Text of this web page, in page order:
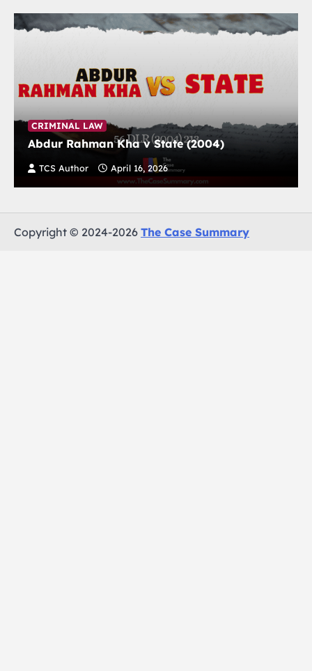
CRIMINAL LAW
Abdur Rahman Kha v State (2004)
TCS Author April 16, 2026
Copyright © 2024-2026 The Case Summary